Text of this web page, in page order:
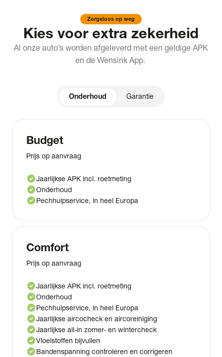
Zorgeloos op weg
Kies voor extra zekerheid
Al onze auto’s worden afgeleverd met een geldige APK
en de Wensink App.
Onderhoud Garantie
Budget
Prijs op aanvraag
check_circleJaarlijkse APK incl. roetmeting
check_circleOnderhoud
check_circlePechhulpservice, in heel Europa
Comfort
Prijs op aanvraag
check_circleJaarlijkse APK incl. roetmeting
check_circleOnderhoud
check_circlePechhulpservice, in heel Europa
check_circleJaarlijkse aircocheck en aircoreiniging
check_circleJaarlijkse all-in zomer- en wintercheck
check_circleVloeistoffen bijvullen
check_circleBandenspanning controleren en corrigeren